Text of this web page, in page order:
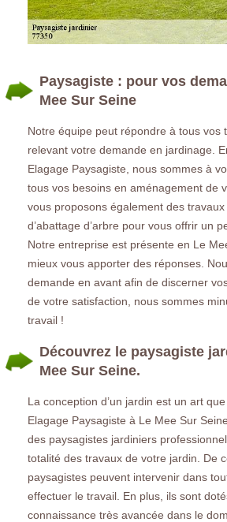
Paysagiste : pour vos
Mee Sur Seine
Notre équipe peut répondre à tous vos
relevant votre demande en jardinage.
Elagage Paysagiste, nous sommes à
tous vos besoins en aménagement de
vous proposons également des travaux
d’abattage d’arbre pour vous offrir un
Notre entreprise est présente en Le
mieux vous apporter des réponses.
demande en avant afin de discerner
de votre satisfaction, nous sommes
travail !
Découvrez le paysagiste
Mee Sur Seine.
La conception d’un jardin est un art
Elagage Paysagiste à Le Mee Sur
des paysagistes jardiniers
totalité des travaux de votre jardin. De
paysagistes peuvent intervenir dans
effectuer le travail. En plus, ils sont
connaissance très avancée dans le